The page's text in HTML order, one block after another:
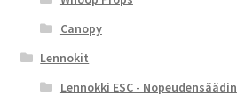
Canopy
Lennokit
Lennokki ESC - Nopeudensäädin